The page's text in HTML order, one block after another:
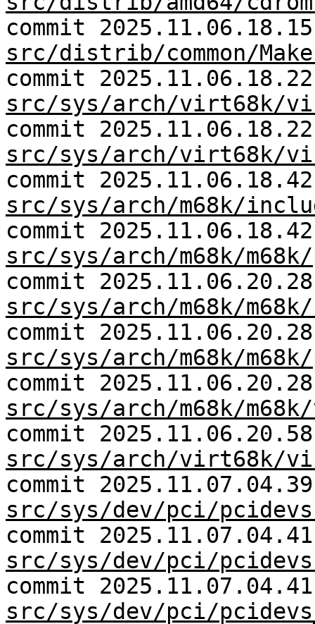
commit
src/distrib/common/
commit
src/sys/arch/virt68k/
commit
src/sys/arch/virt68k/
commit
src/sys/arch/m68k/
commit
src/sys/arch/m68k/
commit
src/sys/arch/m68k/
commit
src/sys/arch/m68k/
commit
src/sys/arch/m68k/m68k/
commit
src/sys/arch/virt68k/
commit
src/sys/dev/pci/
commit
src/sys/dev/pci/
commit
src/sys/dev/pci/